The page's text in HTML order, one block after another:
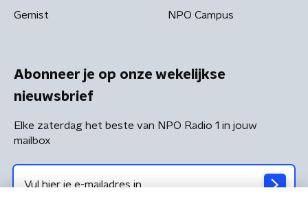
Gemist NPO Campus
Abonneer je op onze wekelijkse
nieuwsbrief
Elke zaterdag het beste van NPO Radio 1 in jouw
mailbox